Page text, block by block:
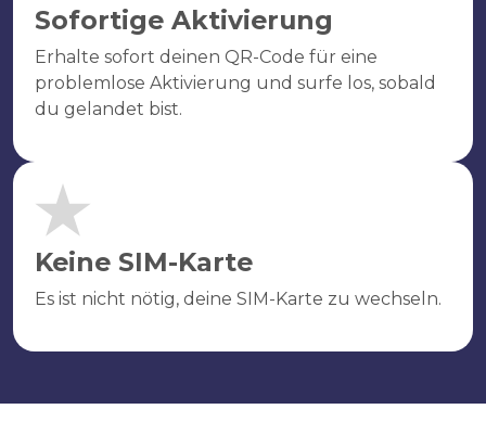
Sofortige Aktivierung
Erhalte sofort deinen QR-Code für eine
problemlose Aktivierung und surfe los, sobald
du gelandet bist.
Keine SIM-Karte
Es ist nicht nötig, deine SIM-Karte zu wechseln.